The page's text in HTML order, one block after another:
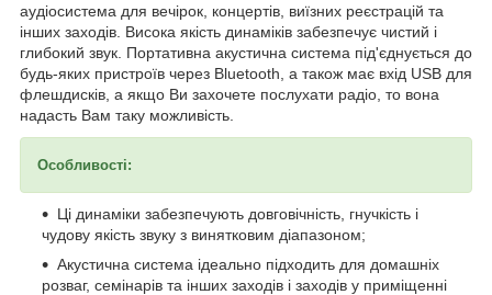
аудіосистема для вечірок, концертів, виїзних реєстрацій та
інших заходів. Висока якість динаміків забезпечує чистий і
глибокий звук. Портативна акустична система під'єднується до
будь-яких пристроїв через Bluetooth, а також має вхід USB для
флешдисків, а якщо Ви захочете послухати радіо, то вона
надасть Вам таку можливість.
Особливості:
Ці динаміки забезпечують довговічність, гнучкість і
чудову якість звуку з винятковим діапазоном;
Акустична система ідеально підходить для домашніх
розваг, семінарів та інших заходів і заходів у приміщенні